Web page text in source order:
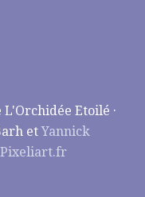
Etoilé ·
etYannick
Pixeliart.fr